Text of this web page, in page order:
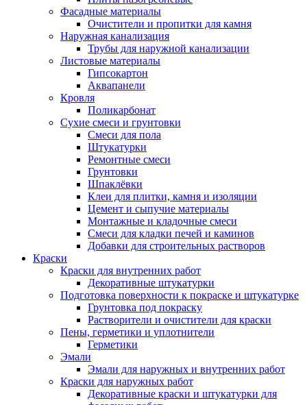
Фасадные материалы
Очистители и пропитки для камня
Наружная канализация
Трубы для наружной канализации
Листовые материалы
Гипсокартон
Аквапанели
Кровля
Поликарбонат
Сухие смеси и грунтовки
Смеси для пола
Штукатурки
Ремонтные смеси
Грунтовки
Шпаклёвки
Клеи для плитки, камня и изоляции
Цемент и сыпучие материалы
Монтажные и кладочные смеси
Смеси для кладки печей и каминов
Добавки для строительных растворов
Краски
Краски для внутренних работ
Декоративные штукатурки
Подготовка поверхности к покраске и штукатурке
Грунтовка под покраску
Растворители и очистители для краски
Пены, герметики и уплотнители
Герметики
Эмали
Эмали для наружных и внутренних работ
Краски для наружных работ
Декоративные краски и штукатурки для